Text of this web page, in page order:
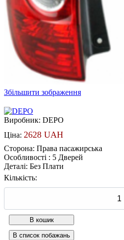
Збільшити зображення
Виробник: DEPO
Ціна: 2628 UAH
Сторона: Права пасажирська
Особливості : 5 Дверей
Деталі: Без Плати
Кількість: